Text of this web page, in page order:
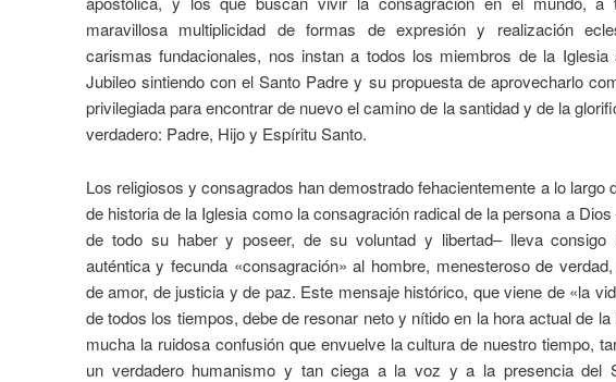
maravillosa multiplicidad de formas de expresión y realización
carismas fundacionales, nos instan a todos los miembros de la
Jubileo sintiendo con el Santo Padre y su propuesta de aprovecharlo
privilegiada para encontrar de nuevo el camino de la santidad y de la
verdadero: Padre, Hijo y Espíritu Santo.
Los religiosos y consagrados han demostrado fehacientemente a lo largo
de historia de la Iglesia como la consagración radical de la persona a
de todo su haber y poseer, de su voluntad y libertad– lleva consigo
auténtica y fecunda «consagración» al hombre, menesteroso de
de amor, de justicia y de paz. Este mensaje histórico, que viene de «la
de todos los tiempos, debe de resonar neto y nítido en la hora actual de la
mucha la ruidosa confusión que envuelve la cultura de nuestro tiempo,
un verdadero humanismo y tan ciega a la voz y a la presencia del